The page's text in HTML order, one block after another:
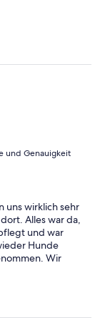
und Genauigkeit
uns wirklich sehr
Alles war da,
und war
Hunde
Wir
war dort
Tage mit 3
für uns alle,